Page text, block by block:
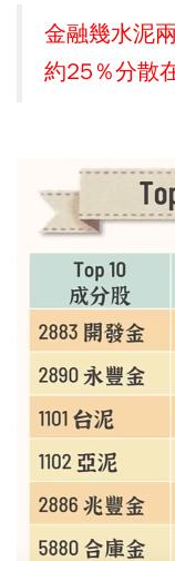
金融幾水泥
約25％分散